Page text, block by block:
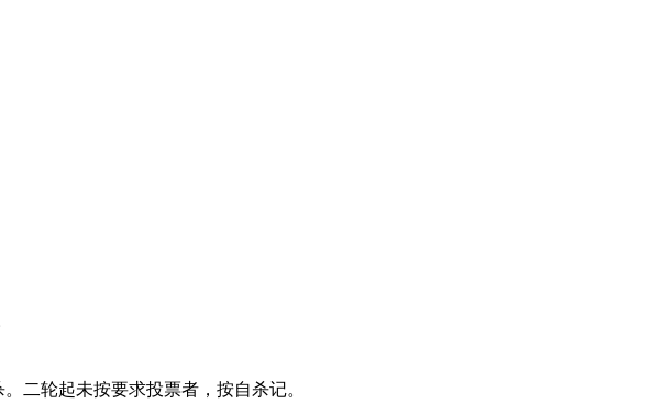
二轮起未按要求投票者，按自杀记。